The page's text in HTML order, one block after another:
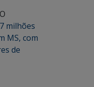
milhões
MS, com
de